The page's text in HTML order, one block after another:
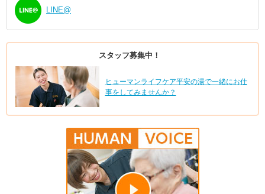
LINE@
スタッフ募集中！
ヒューマンライフケア平安の湯で一緒にお仕
事をしてみませんか？